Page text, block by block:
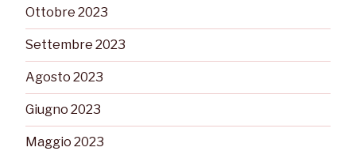
Ottobre 2023
Settembre 2023
Agosto 2023
Giugno 2023
Maggio 2023